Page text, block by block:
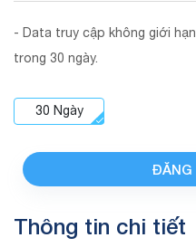
- Data truy cập không giới
trong 30 ngày.
30 Ngày
ĐĂNG
Thông tin chi tiết